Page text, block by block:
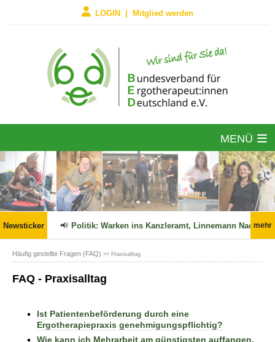
LOGIN | Mitglied werden
MENÜ
Newsticker
in Kraft! 📢 Politik: Warken ins Kanzleramt, Linnemann mehr
Häufig gestellte Fragen (FAQ) >> Praxisalltag
FAQ - Praxisalltag
Ist Patientenbeförderung durch eine
Ergotherapiepraxis genehmigungspflichtig?
Wie kann ich Mehrarbeit am günstigsten auffangen,